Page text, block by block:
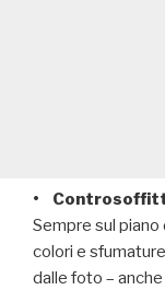
•
Sempre sul
colori e
dalle foto –